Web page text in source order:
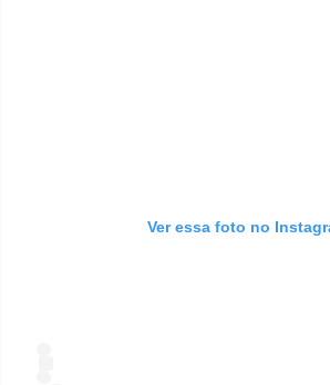
Ver essa foto no